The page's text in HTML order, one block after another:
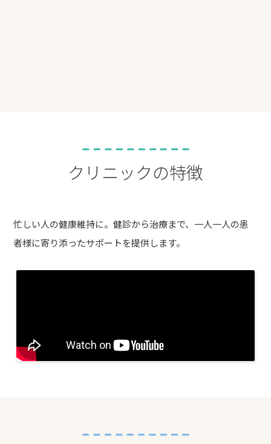
クリニックの特徴
忙しい人の健康維持に。健診から治療まで、一人一人の患
者様に寄り添ったサポートを提供します。